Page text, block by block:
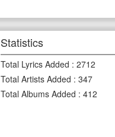
Statistics
Total Lyrics Added : 2712
Total Artists Added : 347
Total Albums Added : 412